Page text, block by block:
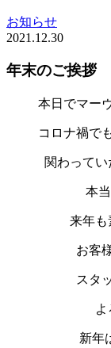
お知らせ
2021.12.30
年末のご挨拶
本日でマー
コロナ禍で
関わってい
本
来年も
お客
スタ
新年